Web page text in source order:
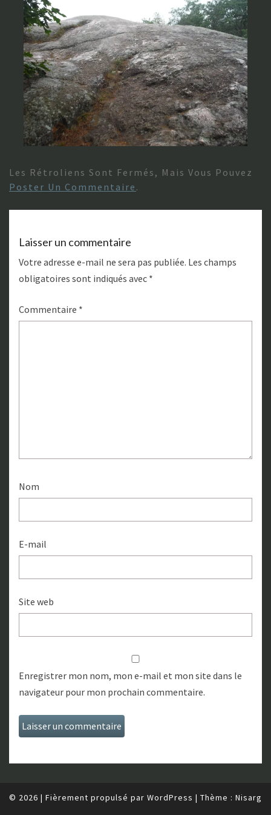
Les Rétroliens Sont Fermés, Mais Vous Pouvez
Poster Un Commentaire .
Laisser un commentaire
Votre adresse e-mail ne sera pas publiée. Les champs
obligatoires sont indiqués avec *
Commentaire *
Nom
E-mail
Site web
Enregistrer mon nom, mon e-mail et mon site dans le
navigateur pour mon prochain commentaire.
© 2026 | Fièrement propulsé par WordPress | Thème : Nisarg